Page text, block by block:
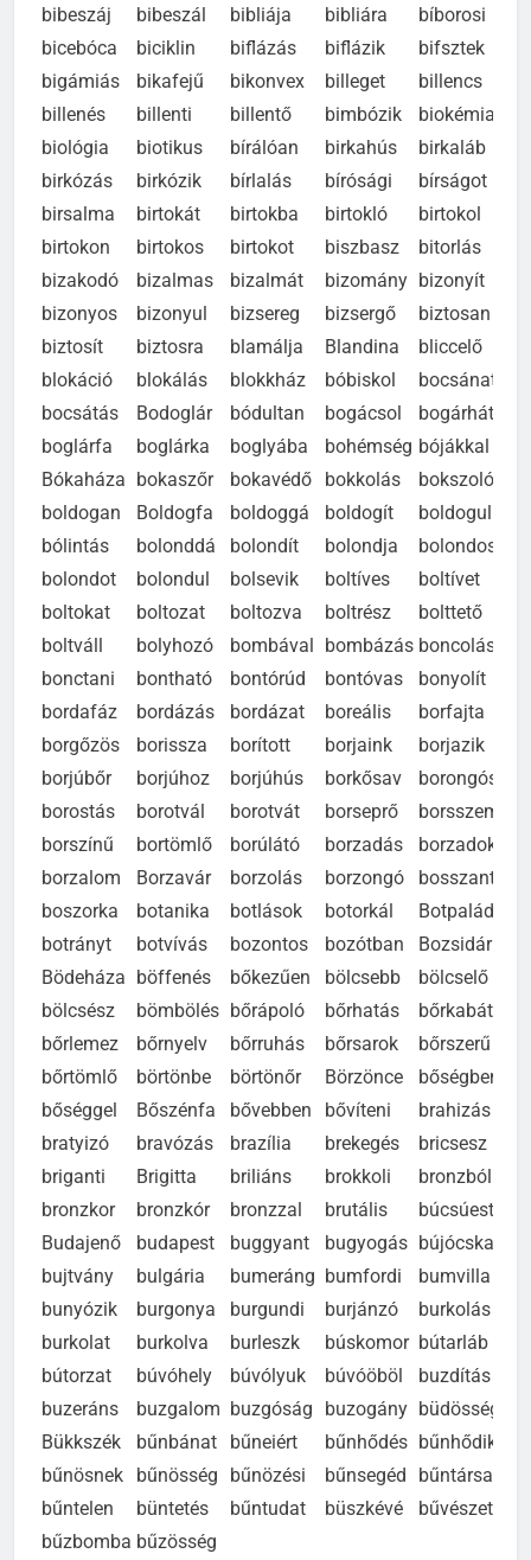
bibeszáj bibeszál bibliája bibliára
bíborosi
bicebóca
biciklin biflázás biflázik
bifsztek
bigámiás
bikafejű bikonvex billeget
billencs
billenés
billenti billentő bimbózik
biokémia
biológia
biotikus bírálóan birkahús
birkaláb
birkózás
birkózik bírlalás bírósági
bírságot
birsalma
birtokát birtokba birtokló
birtokol
birtokon
birtokos birtokot biszbasz
bitorlás
bizakodó
bizalmas bizalmát bizomány bizonyít
bizonyos
bizonyul bizsereg bizsergő
biztosan
biztosít
biztosra blamálja Blandina
bliccelő
blokáció
blokálás blokkház bóbiskol
bocsánat
bocsátás
Bodoglár bódultan bogácsol
bogárhát
boglárfa
boglárka boglyába bohémség bójákkal
Bókaháza
bokaszőr bokavédő bokkolás
bokszoló
boldogan
Boldogfa boldoggá boldogít
boldogul
bólintás
bolonddá bolondít bolondja
bolondos
bolondot
bolondul bolsevik boltíves
boltívet
boltokat
boltozat boltozva boltrész
bolttető
boltváll
bolyhozó bombával bombázás boncolás
bonctani
bontható bontórúd bontóvas
bonyolít
bordafáz
bordázás bordázat boreális
borfajta
borgőzös
borissza borított borjaink
borjazik
borjúbőr
borjúhoz borjúhús borkősav
borongós
borostás
borotvál borotvát borseprő
borsszem
borszínű
bortömlő borúlátó borzadás
borzadok
borzalom
Borzavár borzolás borzongó
bosszant
boszorka
botanika botlások botorkál
Botpalád
botrányt
botvívás bozontos bozótban
Bozsidár
Bödeháza
böffenés bőkezűen bölcsebb
bölcselő
bölcsész
bömbölés bőrápoló bőrhatás
bőrkabát
bőrlemez
bőrnyelv bőrruhás bőrsarok
bőrszerű
bőrtömlő
börtönbe börtönőr Börzönce
bőségben
bőséggel
Bőszénfa bővebben bővíteni
brahizás
bratyizó
bravózás brazília brekegés
bricsesz
briganti
Brigitta briliáns brokkoli
bronzból
bronzkor
bronzkór bronzzal brutális
búcsúest
Budajenő
budapest buggyant bugyogás bújócska
bujtvány
bulgária bumeráng bumfordi
bumvilla
bunyózik
burgonya burgundi burjánzó
burkolás
burkolat
burkolva burleszk búskomor bútarláb
bútorzat
búvóhely búvólyuk búvóöböl
buzdítás
buzeráns
buzgalom buzgóság buzogány büdösség
Bükkszék
bűnbánat bűneiért bűnhődés bűnhődik
bűnösnek
bűnösség bűnözési bűnsegéd
bűntársa
bűntelen
büntetés bűntudat büszkévé
bűvészet
bűzbomba bűzösség